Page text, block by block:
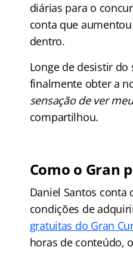
diárias para o
conta que
dentro.
Longe de desistir do
finalmente obter a
sensação de ver
compartilhou.
Como o Gran
Daniel Santos conta
condições de
gratuitas do Gran
horas de conteúdo,